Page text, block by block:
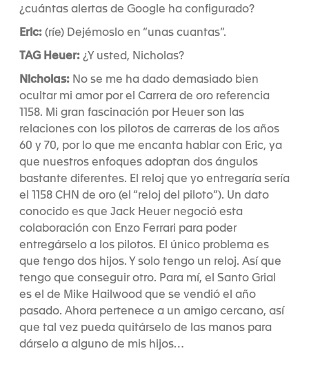
¿cuántas alertas de Google ha configurado?
Eric: (ríe) Dejémoslo en “unas cuantas”.
TAG Heuer: ¿Y usted, Nicholas?
Nicholas: No se me ha dado demasiado bien
ocultar mi amor por el Carrera de oro referencia
1158. Mi gran fascinación por Heuer son las
relaciones con los pilotos de carreras de los años
60 y 70, por lo que me encanta hablar con Eric, ya
que nuestros enfoques adoptan dos ángulos
bastante diferentes. El reloj que yo entregaría sería
el 1158 CHN de oro (el “reloj del piloto”). Un dato
conocido es que Jack Heuer negoció esta
colaboración con Enzo Ferrari para poder
entregárselo a los pilotos. El único problema es
que tengo dos hijos. Y solo tengo un reloj. Así que
tengo que conseguir otro. Para mí, el Santo Grial
es el de Mike Hailwood que se vendió el año
pasado. Ahora pertenece a un amigo cercano, así
que tal vez pueda quitárselo de las manos para
dárselo a alguno de mis hijos…